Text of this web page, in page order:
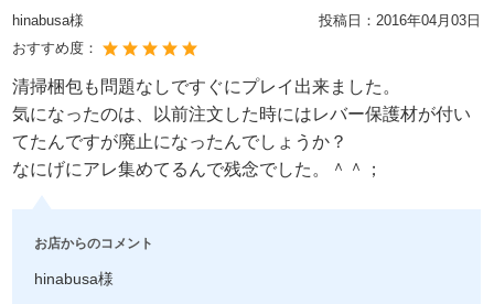
hinabusa様 投稿日：2016年04月03日
おすすめ度：
清掃梱包も問題なしですぐにプレイ出来ました。
気になったのは、以前注文した時にはレバー保護材が付い
てたんですが廃止になったんでしょうか？
なにげにアレ集めてるんで残念でした。＾＾；
お店からのコメント
hinabusa様